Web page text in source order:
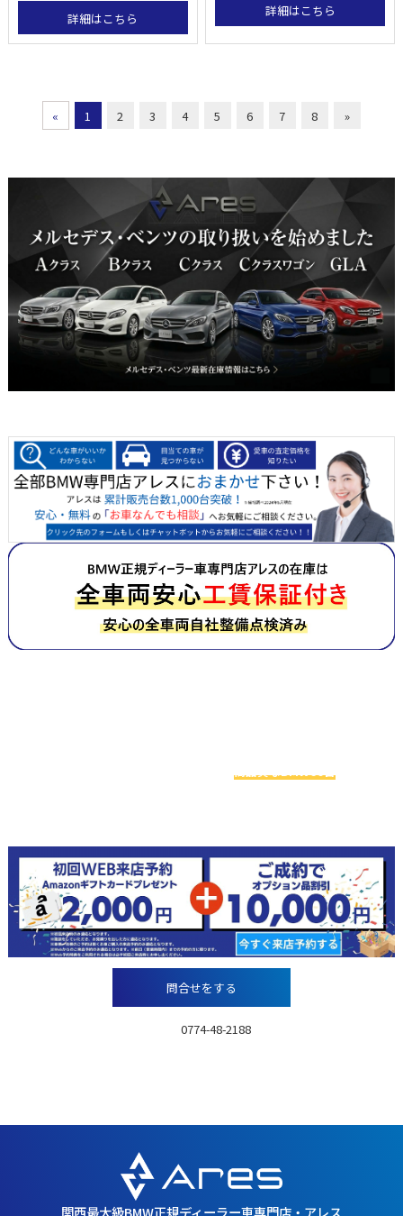
詳細はこちら 詳細はこちら
« 1 2 3 4 5 6 7 8 »
高品質なBMW60台を
問合せをする
TEL：0774-48-2188
関西最大級BMW正規ディーラー車専門店・アレス